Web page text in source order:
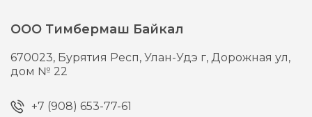
ООО Тимбермаш Байкал
670023, Бурятия Респ, Улан-Удэ г,Дорожная ул,
дом № 22
+7 (908) 653-77-61